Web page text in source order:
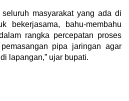
masyarakat yang ada di
bekerjasama, bahu-membahu
rangka percepatan proses
pipa jaringan agar
lapangan,” ujar bupati.